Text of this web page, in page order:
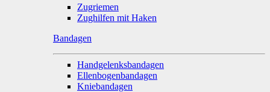
Zugriemen
Zughilfen mit Haken
Bandagen
Handgelenksbandagen
Ellenbogenbandagen
Kniebandagen